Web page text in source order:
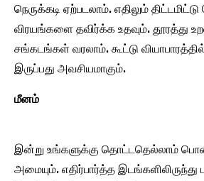
நெருக்கடி ஏற்படலாம். எதிலும்
விரயங்களை தவிர்க்க உதவும். தூரத்து
சங்கடங்கள் வரலாம். கூட்டு
இருப்பது அவசியமாகும்.
மீனம்
இன்று உங்களுக்கு தொட்டதெல்லாம்
அமையும். எதிர்பார்த்த